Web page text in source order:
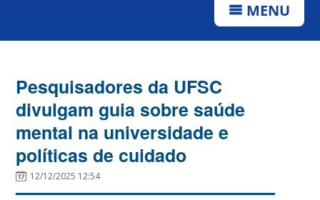
MENU
Pesquisadores da UFSC
divulgam guia sobre saúde
mental na universidade e
políticas de cuidado
12/12/2025 12:54